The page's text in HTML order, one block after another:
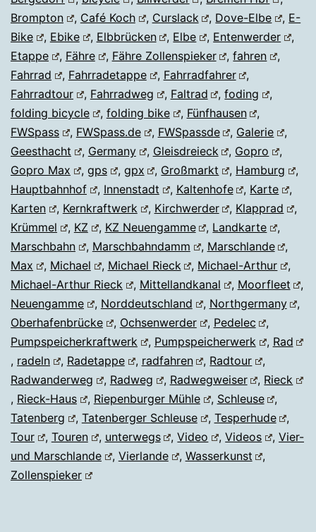
Brompton
, Café Koch , Curslack , Dove-Elbe , E-
Bike
, Ebike , Elbbrücken , Elbe , Entenwerder
,
Etappe
, Fähre , Fähre Zollenspieker ,fahren
,
Fahrrad
, Fahrradetappe , Fahrradfahrer
,
Fahrradtour
, Fahrradweg , Faltrad ,foding
,
folding bicycle
, folding bike , Fünfhausen
,
FWSpass
, FWSpass.de , FWSpassde , Galerie
,
Geesthacht
, Germany , Gleisdreieck , Gopro
,
Gopro Max
, gps , gpx , Großmarkt , Hamburg
,
Hauptbahnhof
, Innenstadt , Kaltenhofe , Karte
,
Karten
, Kernkraftwerk , Kirchwerder , Klapprad
,
Krümmel
, KZ , KZ Neuengamme , Landkarte
,
Marschbahn
, Marschbahndamm , Marschlande
,
Max
, Michael , Michael Rieck , Michael-Arthur
,
Michael-Arthur Rieck
, Mittellandkanal , Moorfleet
,
Neuengamme
, Norddeutschland , Northgermany
,
Oberhafenbrücke
, Ochsenwerder , Pedelec
,
Pumpspeicherkraftwerk
, Pumpspeicherwerk , Rad
, radeln , Radetappe , radfahren , Radtour
,
Radwanderweg
, Radweg , Radwegweiser , Rieck
, Rieck-Haus , Riepenburger Mühle , Schleuse
,
Tatenberg
, Tatenberger Schleuse , Tesperhude
,
Tour
, Touren , unterwegs ,Video ,Videos , Vier-
und Marschlande
, Vierlande , Wasserkunst
,
Zollenspieker